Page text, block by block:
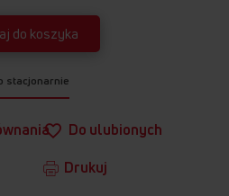
Do ulubionych
Drukuj
do koszyka
stacjonarnie